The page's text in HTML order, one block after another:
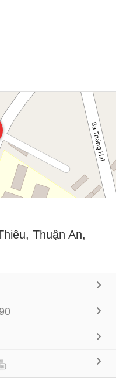
Thuận An,